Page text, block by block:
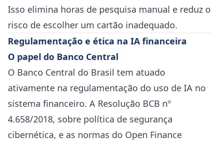
Isso elimina horas de pesquisa manual e reduz o
risco de escolher um cartão inadequado.
Regulamentação e ética na IA financeira
O papel do Banco Central
O Banco Central do Brasil tem atuado
ativamente na regulamentação do uso de IA no
sistema financeiro. A Resolução BCB nº
4.658/2018, sobre política de segurança
cibernética, e as normas do Open Finance